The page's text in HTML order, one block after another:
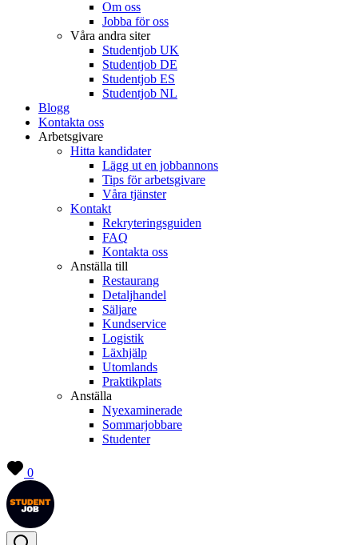
Om oss
Jobba för oss
Våra andra siter
Studentjob UK
Studentjob DE
Studentjob ES
Studentjob NL
Blogg
Kontakta oss
Arbetsgivare
Hitta kandidater
Lägg ut en jobbannons
Tips för arbetsgivare
Våra tjänster
Kontakt
Rekryteringsguiden
FAQ
Kontakta oss
Anställa till
Restaurang
Detaljhandel
Säljare
Kundservice
Logistik
Läxhjälp
Utomlands
Praktikplats
Anställa
Nyexaminerade
Sommarjobbare
Studenter
0